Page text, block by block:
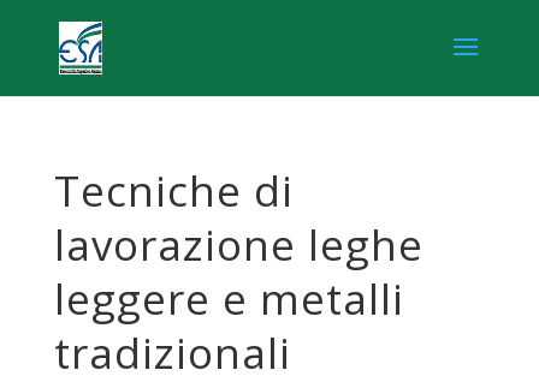
Tecniche di
lavorazione leghe
leggere e metalli
tradizionali